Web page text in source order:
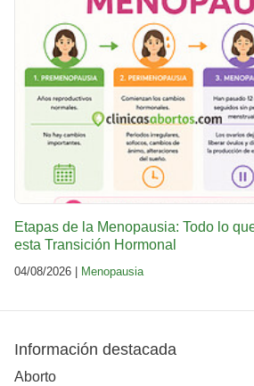
Etapas de la Menopausia: Todo lo
esta Transición Hormonal
04/08/2026 | Menopausia
Información destacada
Aborto